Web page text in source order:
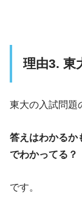
理由3. 東
東大の入試問題
答えはわかるか
でわかってる？
です。